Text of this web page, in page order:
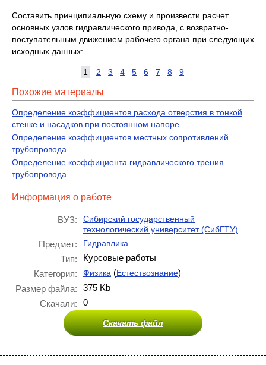
Составить принципиальную схему и произвести расчет
основных узлов гидравлического привода, с возвратно-
поступательным движением рабочего органа при следующих
исходных данных:
1 2 3 4 5 6 7 8 9
Похожие материалы
Определение коэффициентов расхода отверстия в тонкой
стенке и насадков при постоянном напоре
Определение коэффициентов местных сопротивлений
трубопровода
Определение коэффициента гидравлического трения
трубопровода
Информация о работе
ВУЗ:
Сибирский государственный
технологический университет (СибГТУ)
Предмет: Гидравлика
Тип:
Курсовые работы
Категория:
Физика (Естествознание)
Размер файла:
375 Kb
Скачали:
0
Скачать файл